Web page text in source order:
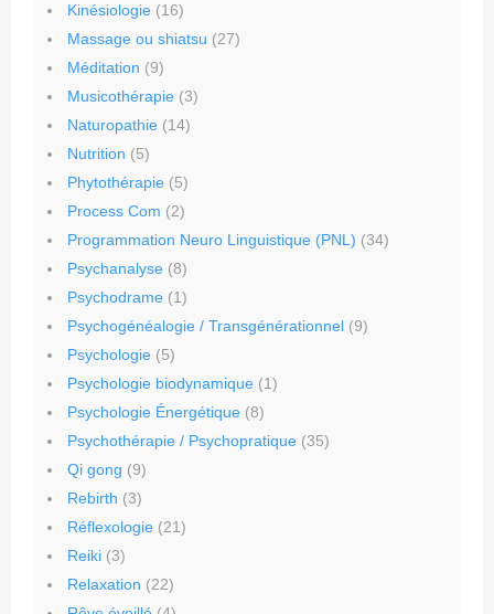
Kinésiologie (16)
Massage ou shiatsu (27)
Méditation (9)
Musicothérapie (3)
Naturopathie (14)
Nutrition (5)
Phytothérapie (5)
Process Com (2)
Programmation Neuro Linguistique (PNL) (34)
Psychanalyse (8)
Psychodrame (1)
Psychogénéalogie / Transgénérationnel (9)
Psychologie (5)
Psychologie biodynamique (1)
Psychologie Énergétique (8)
Psychothérapie / Psychopratique (35)
Qi gong (9)
Rebirth (3)
Réflexologie (21)
Reiki (3)
Relaxation (22)